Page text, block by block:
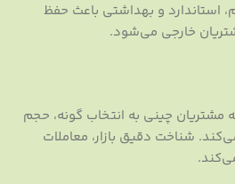
استاندارد و بهداشتی باعث حفظ
خارجی می‌شود.
مشتریان چینی به انتخاب گونه، حجم
شناخت دقیق بازار، معاملات